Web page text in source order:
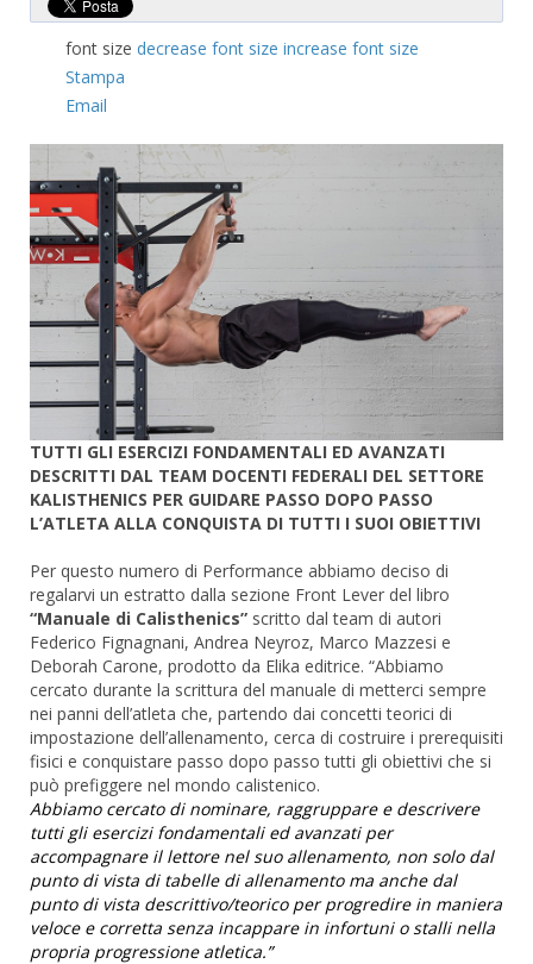
font size decrease font size increase font size
Stampa
Email
TUTTI GLI ESERCIZI FONDAMENTALI ED AVANZATI
DESCRITTI DAL TEAM DOCENTI FEDERALI DEL SETTORE
KALISTHENICS PER GUIDARE PASSO DOPO PASSO
L’ATLETA ALLA CONQUISTA DI TUTTI I SUOI OBIETTIVI
Per questo numero di Performance abbiamo deciso di
regalarvi un estratto dalla sezione Front Lever del libro
“Manuale di Calisthenics” scritto dal team di autori
Federico Fignagnani, Andrea Neyroz, Marco Mazzesi e
Deborah Carone, prodotto da Elika editrice. “Abbiamo
cercato durante la scrittura del manuale di metterci sempre
nei panni dell’atleta che, partendo dai concetti teorici di
impostazione dell’allenamento, cerca di costruire i prerequisiti
fisici e conquistare passo dopo passo tutti gli obiettivi che si
può prefiggere nel mondo calistenico.
Abbiamo cercato di nominare, raggruppare e descrivere
tutti gli esercizi fondamentali ed avanzati per
accompagnare il lettore nel suo allenamento, non solo dal
punto di vista di tabelle di allenamento ma anche dal
punto di vista descrittivo/teorico per progredire in maniera
veloce e corretta senza incappare in infortuni o stalli nella
propria progressione atletica.”